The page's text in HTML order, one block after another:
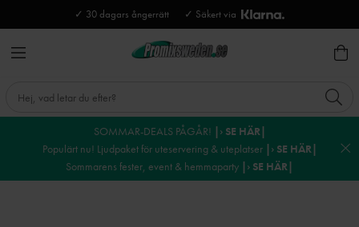
✓ 30 dagars ångerrätt ✓ Säkert via
SOMMAR-DEALS PÅGÅR! |› SE HÄR|
Populärt nu! Ljudpaket för uteservering & uteplatser |› SE HÄR|
Sommarens fester, event & hemmaparty |› SE HÄR|